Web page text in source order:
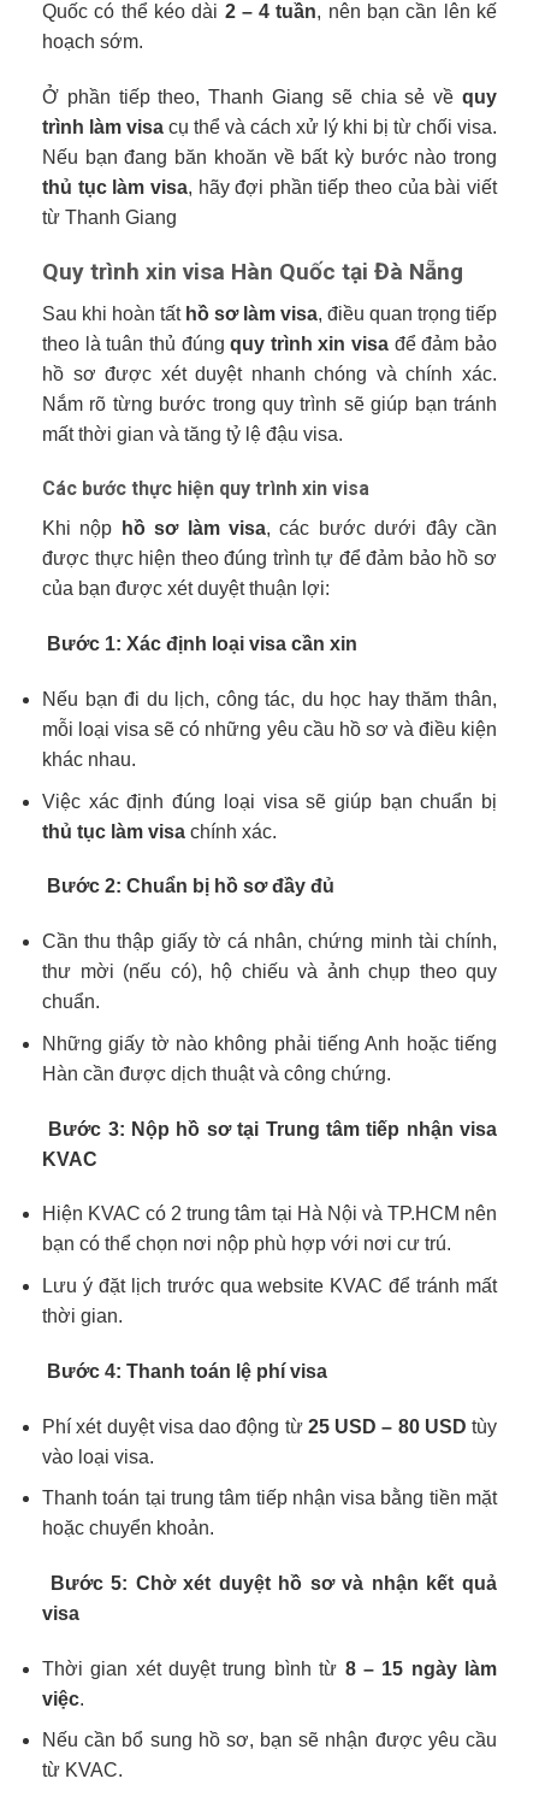
Quốc có thể kéo dài 2 – 4 tuần, nên bạn cần lên kế
hoạch sớm.
Ở phần tiếp theo, Thanh Giang sẽ chia sẻ về quy
trình làm visa cụ thể và cách xử lý khi bị từ chối visa.
Nếu bạn đang băn khoăn về bất kỳ bước nào trong
thủ tục làm visa, hãy đợi phần tiếp theo của bài viết
từ Thanh Giang
Quy trình xin visa Hàn Quốc tại Đà Nẵng
Sau khi hoàn tất hồ sơ làm visa, điều quan trọng tiếp
theo là tuân thủ đúngquy trình xin visa để đảm bảo
hồ sơ được xét duyệt nhanh chóng và chính xác.
Nắm rõ từng bước trong quy trình sẽ giúp bạn tránh
mất thời gian và tăng tỷ lệ đậu visa.
Các bước thực hiện quy trình xin visa
Khi nộp hồ sơ làm visa, các bước dưới đây cần
được thực hiện theo đúng trình tự để đảm bảo hồ sơ
của bạn được xét duyệt thuận lợi:
Bước 1: Xác định loại visa cần xin
Nếu bạn đi du lịch, công tác, du học hay thăm thân,
mỗi loại visa sẽ có những yêu cầu hồ sơ và điều kiện
khác nhau.
Việc xác định đúng loại visa sẽ giúp bạn chuẩn bị
thủ tục làm visa chính xác.
Bước 2: Chuẩn bị hồ sơ đầy đủ
Cần thu thập giấy tờ cá nhân, chứng minh tài chính,
thư mời (nếu có), hộ chiếu và ảnh chụp theo quy
chuẩn.
Những giấy tờ nào không phải tiếng Anh hoặc tiếng
Hàn cần được dịch thuật và công chứng.
Bước 3: Nộp hồ sơ tại Trung tâm tiếp nhận visa
KVAC
Hiện KVAC có 2 trung tâm tại Hà Nội và TP.HCM nên
bạn có thể chọn nơi nộp phù hợp với nơi cư trú.
Lưu ý đặt lịch trước qua website KVAC để tránh mất
thời gian.
Bước 4: Thanh toán lệ phí visa
Phí xét duyệt visa dao động từ 25 USD – 80 USD tùy
vào loại visa.
Thanh toán tại trung tâm tiếp nhận visa bằng tiền mặt
hoặc chuyển khoản.
Bước 5: Chờ xét duyệt hồ sơ và nhận kết quả
visa
Thời gian xét duyệt trung bình từ 8 – 15 ngày làm
việc.
Nếu cần bổ sung hồ sơ, bạn sẽ nhận được yêu cầu
từ KVAC.